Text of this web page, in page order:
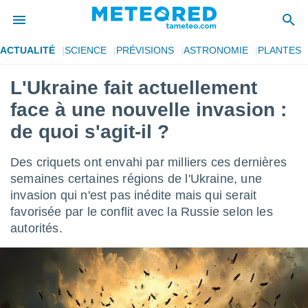
de
a
par
Vous
ACTUALITÉ SCIENCE PRÉVISIONS ASTRONOMIE PLANTES
L'Ukraine fait actuellement
face à une nouvelle invasion :
de quoi s'agit-il ?
Des criquets ont envahi par milliers ces dernières
semaines certaines régions de l'Ukraine, une
invasion qui n'est pas inédite mais qui serait
favorisée par le conflit avec la Russie selon les
autorités.